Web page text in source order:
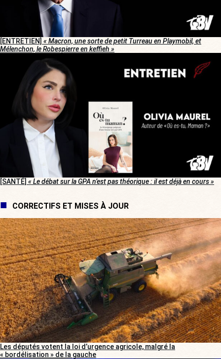
[ENTRETIEN] « Macron, une sorte de petit Turreau en Playmobil, et
Mélenchon, le Robespierre en keffieh »
[SANTÉ] « Le débat sur la GPA n’est pas théorique : il est déjà en cours »
CORRECTIFS ET MISES À JOUR
Les députés votent la loi d’urgence agricole, malgré la
« bordélisation » de la gauche